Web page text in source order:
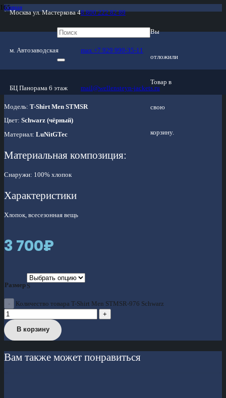
Москва ул. Мастеркова 4
м. Автозаводская
БЦ Панорама 6 этаж
8 800 222 82 89
max +7 929 990-35-11
mail@wellensteyn-jackets.ru
Вы
отложили
Товар в
свою
корзину.
Главная
/
Трикотаж
T-Shirt Men STMSR-976 Schwarz
Модель: T-Shirt Men STMSR
Цвет: Schwarz (чёрный)
Материал: LuNitGTec
Материальная композиция:
Снаружи: 100% хлопок
Характеристики
Хлопок, всесезонная вещь
3 700₽
Размер S
Количество товара T-Shirt Men STMSR-976 Schwarz
В корзину
Вам также может понравиться